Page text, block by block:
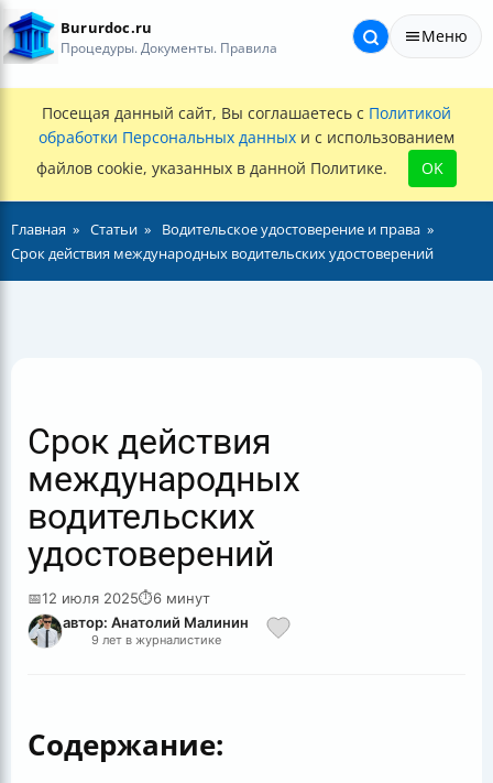
Bururdoc.ru
Процедуры. Документы. Правила
Меню
Посещая данный сайт, Вы соглашаетесь с Политикой
обработки Персональных данных и с использованием
файлов cookie, указанных в данной Политике.
OK
Главная Статьи
Водительское удостоверение и права
Срок действия международных водительских удостоверений
Срок действия
международных
водительских
удостоверений
📅12 июля 2025⏱6 минут
автор: Анатолий Малинин
9 лет в журналистике
Содержание: